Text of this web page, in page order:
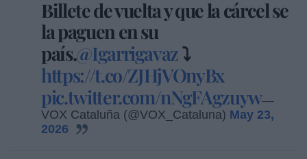
Billete de vuelta y que la cárcel se
la paguen en su
país.@Igarrigavaz⤵️
https://t.co/ZJHjVOnyBx
pic.twitter.com/nNgFAgzuyw—
VOX Cataluña (@VOX_Cataluna) May 23,
2026